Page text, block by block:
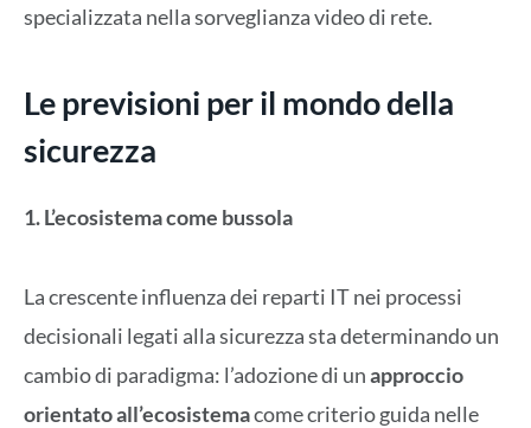
specializzata nella sorveglianza video di rete.
Le previsioni per il mondo della
sicurezza
1. L’ecosistema come bussola
La crescente influenza dei reparti IT nei processi
decisionali legati alla sicurezza sta determinando un
cambio di paradigma: l’adozione di unapproccio
orientato all’ecosistemacome criterio guida nelle